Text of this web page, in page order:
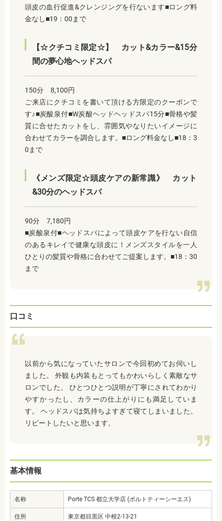
頭皮の血行促進&クレンジングを行ないます■ロング料
金なし■19：00まで
【☆クチコミ限定☆】 カット&カラー&15分
間の夢心地ヘッドスパ
150分 8,100円
ご来店にクチコミを書いて頂ける方限定のクーポンで
す♪■炭酸泉付■W炭酸ヘッドヘッドスパ15分■骨格や髪
質に合せたカットをし、雰囲気やなりたいイメージに
合わせてカラーを調合します。■ロング料金なし■18：3
0まで
《メンズ限定☆頭皮ケアの新常識》 カット
&30分のヘッドスパ
90分 7,180円
■炭酸泉付■ヘッドスパによって頭皮ケアを行ない自信
のあるキレイで健康な頭皮に！メンズスタイルを一人
ひとりの髪質や骨格に合わせてご提案します。■18：30
まで
口コミ
以前から気になっていたサロンで今回初めてお伺いし
ました。 外観も内装もとってもかわいらしく素敵なサ
ロンでした。 ひとつひとつ説明が丁寧にされてわかり
やすかったし、カラーの仕上がりにも満足していま
す。 ヘッドスパは気持ちよすぎて寝てしまいました。
リピートしたいと思います。
基本情報
名称 Porte TCS 都立大学店 (ポルトティーシーエス)
住所 東京都目黒区 中根2-13-21